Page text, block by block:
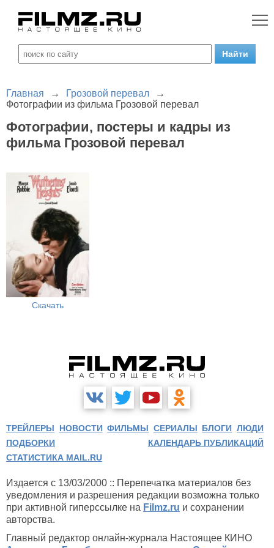
Главная → Грозовой перевал
→
Фотографии из фильма Грозовой перевал
Фотографии, постеры и кадры из
фильма Грозовой перевал
Скачать
ТРЕЙЛЕРЫ НОВОСТИ ФИЛЬМЫ СЕРИАЛЫ БЛОГИ ЛЮДИ
ПОДБОРКИ
КАЛЕНДАРЬ ПУБЛИКАЦИЙ
СТАТИСТИКА MAIL.RU
Издается с 13/03/2000 :: Перепечатка материалов без
уведомления и разрешения редакции возможна только
при активной гиперссылке на Filmz.ru и сохранении
авторства.
Главный редактор онлайн-журнала Настоящее КИНО